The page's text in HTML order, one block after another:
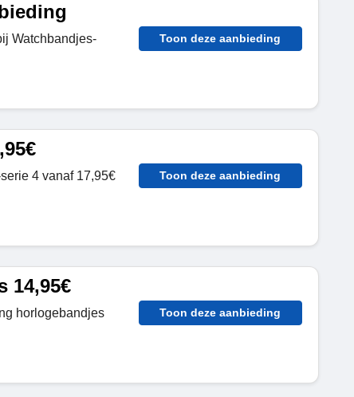
Watchbandjes-
Toon deze aanbieding
4 vanaf 17,95€ Toon deze aanbieding
14,95€
horlogebandjes
Toon deze aanbieding